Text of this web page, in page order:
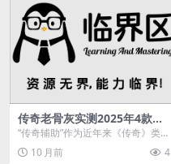
传奇老骨灰实测2025年4款热
门辅助，谁的挂机效率最稳？
“传奇辅助”作为近年来《传奇》类游
戏提升效率的必备工具，主要通过
模拟操作、自动战...
10 月前 4